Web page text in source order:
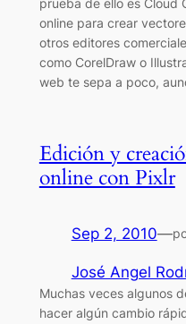
prueba de ello es Cloud
online para crear
otros editores
como CorelDraw o
web te sepa a poco,
Edición y
online con Pixlr
Sep 2, 2010—
José Angel
Muchas veces algunos
hacer algún cambio